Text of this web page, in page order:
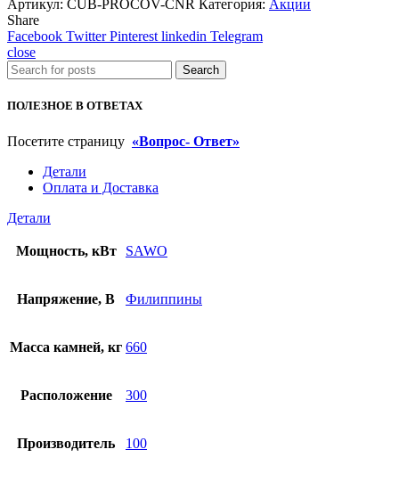
Артикул: CUB-PROCOV-CNR Категория: Акции
Share
Facebook Twitter Pinterest linkedin Telegram
close
Search
ПОЛЕЗНОЕ В ОТВЕТАХ
Посетите страницу «Вопрос- Ответ»
Детали
Оплата и Доставка
Детали
Мощность, кВт SAWO
Напряжение, В Филиппины
Масса камней, кг 660
Расположение 300
Производитель 100